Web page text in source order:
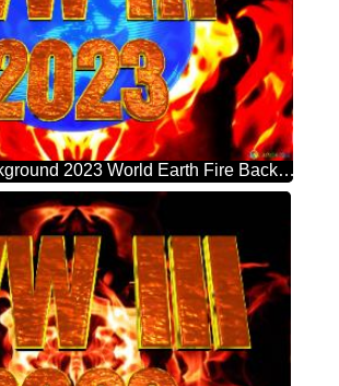
World War 3 Background 2023 World Earth Fire Background Global